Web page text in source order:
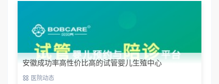
安徽成功率高性价比高的试管婴儿生殖中心
医院动态